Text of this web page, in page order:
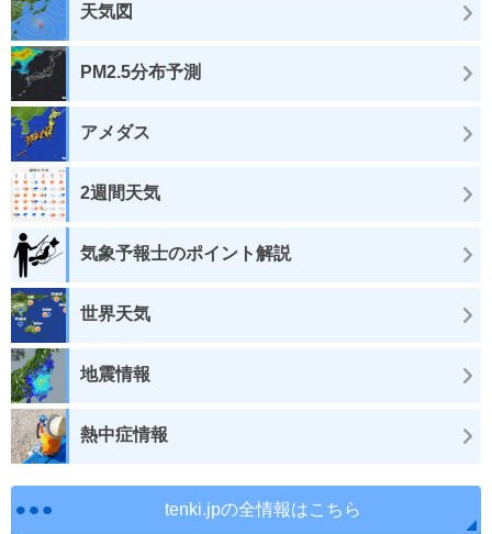
天気図
PM2.5分布予測
アメダス
2週間天気
気象予報士のポイント解説
世界天気
地震情報
熱中症情報
tenki.jpの全情報はこちら